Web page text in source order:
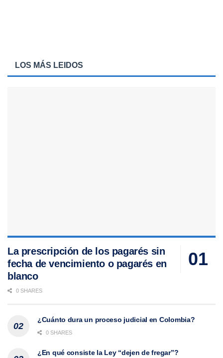
LOS MÁS LEIDOS
La prescripción de los pagarés sin
fecha de vencimiento o pagarés en
blanco
0 SHARES
¿Cuánto dura un proceso judicial en Colombia?
0 SHARES
¿En qué consiste la Ley “dejen de fregar”?